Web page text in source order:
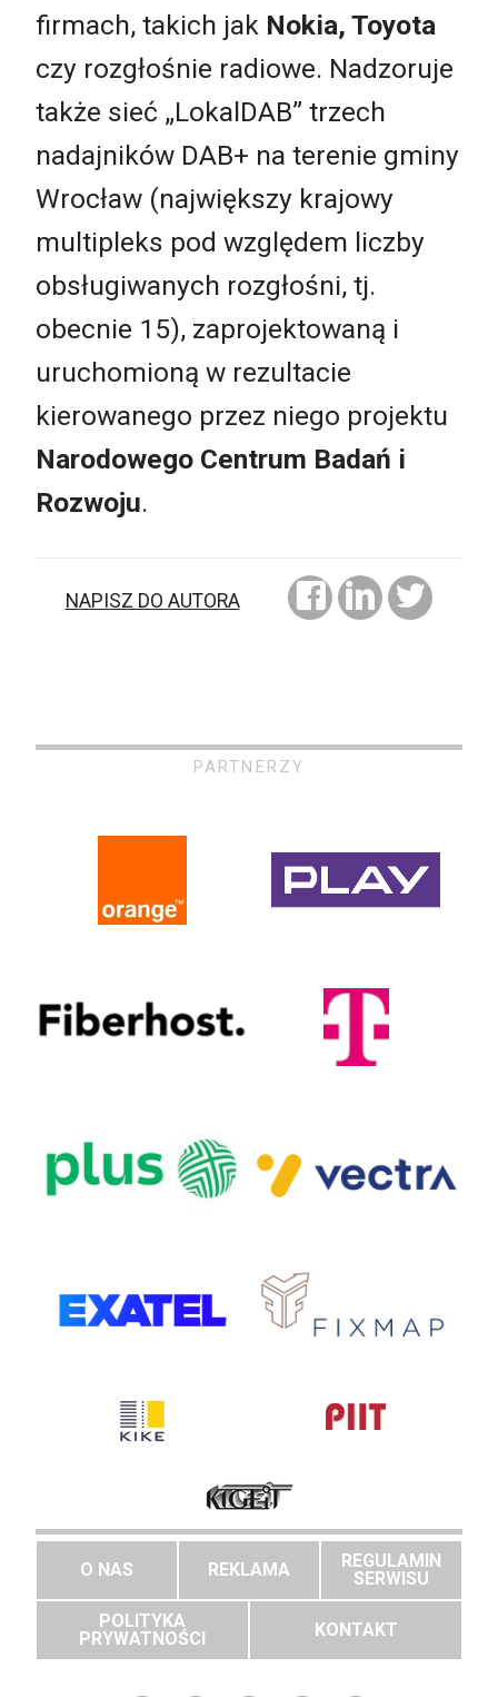
firmach, takich jak Nokia, Toyota
czy rozgłośnie radiowe. Nadzoruje
także sieć „LokalDAB” trzech
nadajników DAB+ na terenie gminy
Wrocław (największy krajowy
multipleks pod względem liczby
obsługiwanych rozgłośni, tj.
obecnie 15), zaprojektowaną i
uruchomioną w rezultacie
kierowanego przez niego projektu
Narodowego Centrum Badań i
Rozwoju.
NAPISZ DO AUTORA
PARTNERZY
O NAS REKLAMA
REGULAMIN
SERWISU
POLITYKA
PRYWATNOŚCI
KONTAKT